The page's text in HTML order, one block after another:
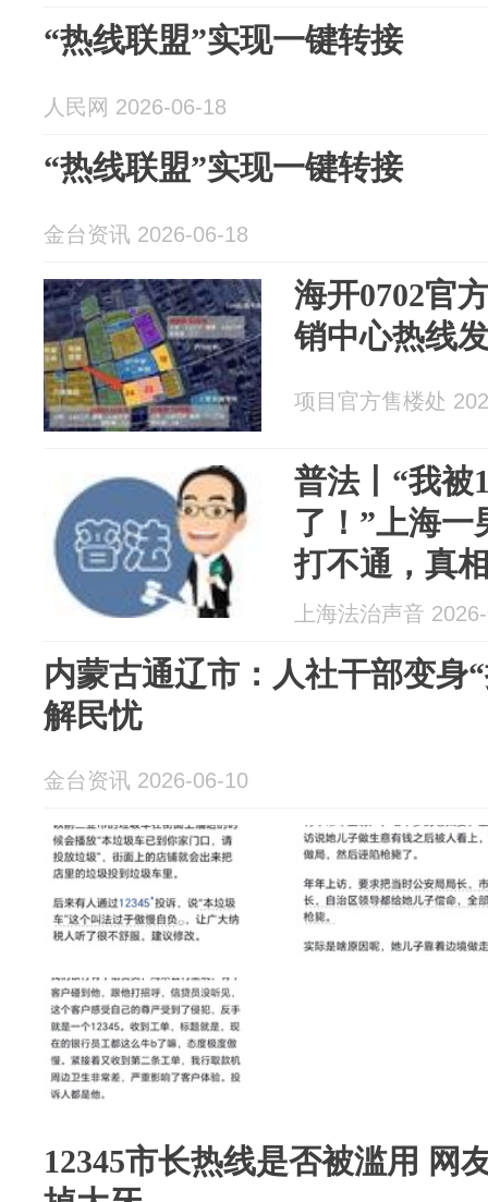
“热线联盟”实现一键转接
人民网 2026-06-18
“热线联盟”实现一键转接
金台资讯 2026-06-18
海开0702官
销中心热线
项目官方售楼处
普法丨“我被
了！”上海一
打不通，真
上海法治声音
内蒙古通辽市：人社干部变身
解民忧
金台资讯 2026-06-10
12345市长热线是否被滥用 网